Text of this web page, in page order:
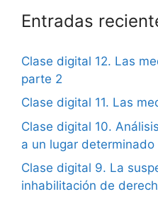
Entradas
Clase digital 12. Las
parte 2
Clase digital 11. Las
Clase digital 10.
a un lugar determinado
Clase digital 9. La
inhabilitación de